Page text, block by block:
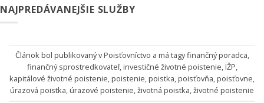
NAJPREDÁVANEJŠIE SLUŽBY
Článok bol publikovaný vPoisťovníctvo a má tagyfinančný poradca,
finančný sprostredkovateľ,investičné životné poistenie,IŽP,
kapitálové životné poistenie,poistenie,poistka,poisťovňa,poisťovne,
úrazová poistka,úrazové poistenie,životná poistka,životné poistenie